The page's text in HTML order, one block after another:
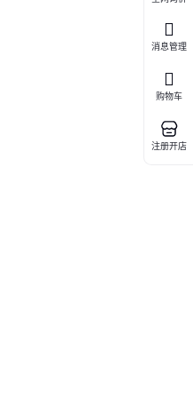
消息管理
购物车
注册开店